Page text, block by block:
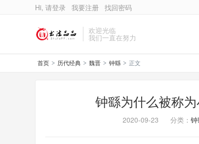
Hi, 请登录 我要注册 找回密码
欢迎光临
我们一直在努力
首页 > 历代经典 > 魏晋 > 钟繇 > 正文
钟繇为什么被称
2020-09-23 分类：